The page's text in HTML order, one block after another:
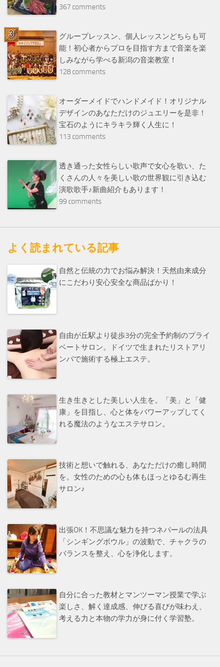
367 comments
グループレッスン、個人レッスンどちらも可
能！初心者からプロを目指す方まで音楽を楽
しみながら学べる新潟の音楽教室！
128 comments
オーダーメイドでハンドメイド！オリジナル
デザインのあなただけのジュエリーを是非！
宝石のようにキラキラ輝く人生に！
113 comments
透き通った女性らしい歌声で女心を歌い、た
くさんの人々を美しい歌の世界観に引き込む
演歌歌手♪新曲紹介もあります！
99 comments
よく読まれている記事
自然と伝統の力でお悩み解決！天然由来成分
にこだわり安心安全な商品ばかり！
自由が丘駅より徒歩3分の完全予約制のプライ
ベートサロン。ドイツで生まれたリストアリ
ンパで施術する極上エステ。
生き生きとした美しい人生を。「美」と「健
康」を目指し、心と体をパワーアップしてく
れる魔法のようなエステサロン。
技術と想いで触れる、あなただけの癒し時間
を。女性のための心も体もほっとゆるむ再生
サロン♪
出張OK！不思議な魅力を持つネパールの法具
「シンギングボウル」の波動で、チャクラの
バランスを整え、心を浄化します。
自分に合った教材とマンツーマン授業で学ぶ
楽しさ、解く達成感、伸びる喜びが味わえ、
考える力と本物の学力が身に付く学習塾。